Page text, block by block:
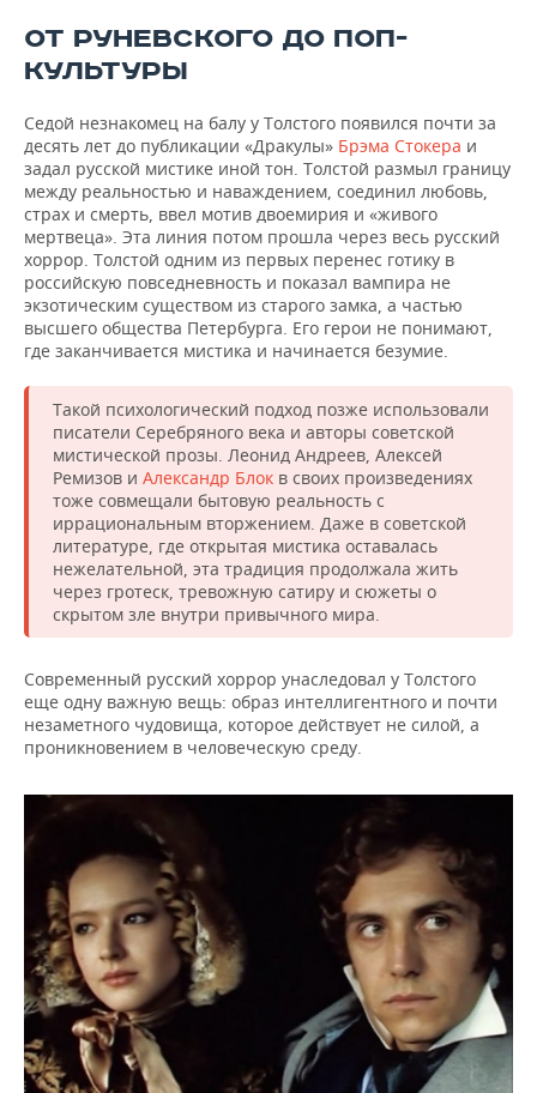
ОТ РУНЕВСКОГО ДО ПОП-
КУЛЬТУРЫ
Седой незнакомец на балу у Толстого появился почти за
десять лет до публикации «Дракулы» Брэма Стокера и
задал русской мистике иной тон. Толстой размыл границу
между реальностью и наваждением, соединил любовь,
страх и смерть, ввел мотив двоемирия и «живого
мертвеца». Эта линия потом прошла через весь русский
хоррор. Толстой одним из первых перенес готику в
российскую повседневность и показал вампира не
экзотическим существом из старого замка, а частью
высшего общества Петербурга. Его герои не понимают,
где заканчивается мистика и начинается безумие.
Такой психологический подход позже использовали
писатели Серебряного века и авторы советской
мистической прозы. Леонид Андреев, Алексей
Ремизов и Александр Блок в своих произведениях
тоже совмещали бытовую реальность с
иррациональным вторжением. Даже в советской
литературе, где открытая мистика оставалась
нежелательной, эта традиция продолжала жить
через гротеск, тревожную сатиру и сюжеты о
скрытом зле внутри привычного мира.
Современный русский хоррор унаследовал у Толстого
еще одну важную вещь: образ интеллигентного и почти
незаметного чудовища, которое действует не силой, а
проникновением в человеческую среду.